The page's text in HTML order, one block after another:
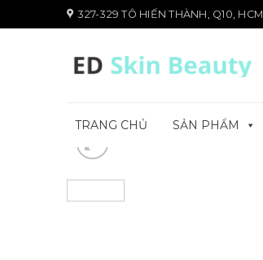
đến
327-329 TÔ HIẾN THÀNH, Q10, HCM
TRANG CHỦ SẢN PHẨM